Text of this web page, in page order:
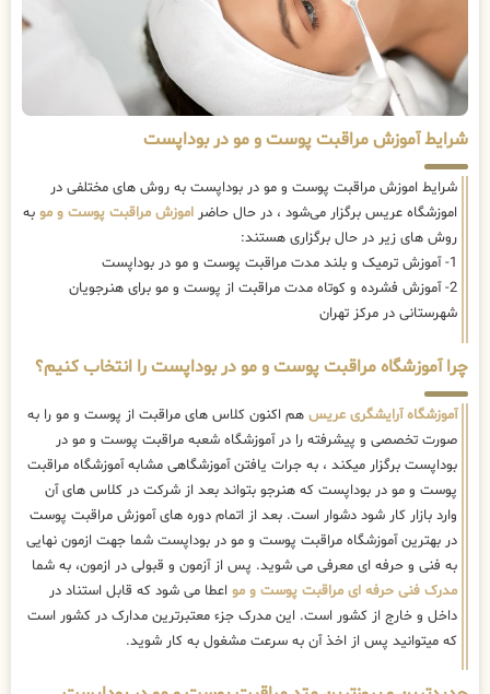
شرایط آموزش مراقبت پوست و مو در بوداپست
شرایط اموزش مراقبت پوست و مو در بوداپست به روش های مختلفی در
اموزشگاه عریس برگزار می‌شود ، در حال حاضر اموزش مراقبت پوست و مو به
روش های زیر در حال برگزاری هستند:
1- آموزش ترمیک و بلند مدت مراقبت پوست و مو در بوداپست
2- آموزش فشرده و کوتاه مدت مراقبت از پوست و مو برای هنرجویان
شهرستانی در مرکز تهران
چرا آموزشگاه مراقبت پوست و مو در بوداپست را انتخاب کنیم؟
آموزشگاه آرایشگری عریس هم اکنون کلاس های مراقبت از پوست و مو را به
صورت تخصصی و پیشرفته را در آموزشگاه شعبه مراقبت پوست و مو در
بوداپست برگزار میکند ، به جرات یافتن آموزشگاهی مشابه آموزشگاه مراقبت
پوست و مو در بوداپست که هنرجو بتواند بعد از شرکت در کلاس های آن
وارد بازار کار شود دشوار است. بعد از اتمام دوره های آموزش مراقبت پوست
در بهترین آموزشگاه مراقبت پوست و مو در بوداپست شما جهت ازمون نهایی
به فنی و حرفه ای معرفی می شوید. پس از آزمون و قبولی در ازمون، به شما
مدرک فنی حرفه ای مراقبت پوست و مو اعطا می شود که قابل استناد در
داخل و خارج از کشور است. این مدرک جزء معتبرترین مدارک در کشور است
که میتوانید پس از اخذ آن به سرعت مشغول به کار شوید.